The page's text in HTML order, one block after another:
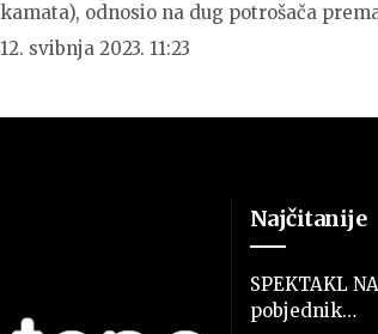
kamata), odnosio na dug potrošača
12. svibnja 2023. 11:23
Najčitanije
SPEKTAKL
pobjednik…